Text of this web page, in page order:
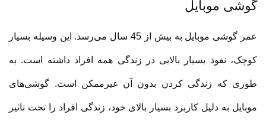
گوشی موبایل
عمر گوشی موبایل به بیش از 45 سال می‌رسد. این وسیله بسیار
کوچک، نفوذ بسیار بالایی در زندگی همه افراد داشته است. به
طوری که زندگی کردن بدون آن غیرممکن است. گوشی‌های
موبایل به دلیل کاربرد بسیار بالای خود، زندگی افراد را تحت تاثیر